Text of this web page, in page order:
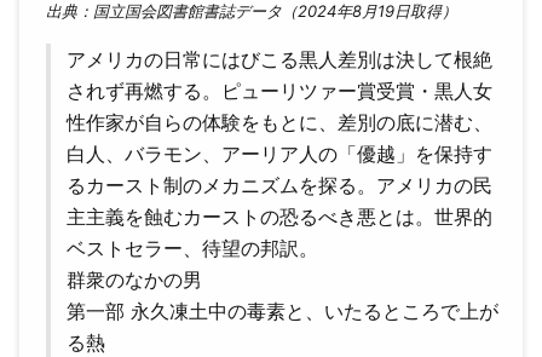
出典：国立国会図書館書誌データ（2024年8月19日取得）
アメリカの日常にはびこる黒人差別は決して根絶
されず再燃する。ピューリツァー賞受賞・黒人女
性作家が自らの体験をもとに、差別の底に潜む、
白人、バラモン、アーリア人の「優越」を保持す
るカースト制のメカニズムを探る。アメリカの民
主主義を蝕むカーストの恐るべき悪とは。世界的
ベストセラー、待望の邦訳。
群衆のなかの男
第一部 永久凍土中の毒素と、いたるところで上が
る熱